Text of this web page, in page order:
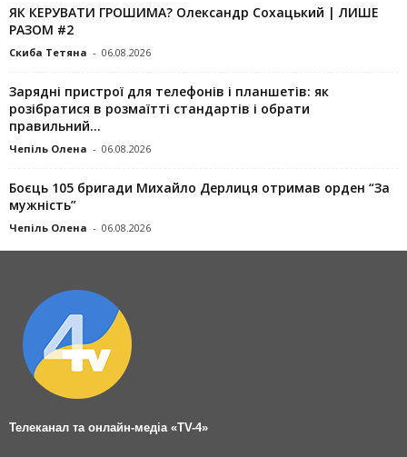
ЯК КЕРУВАТИ ГРОШИМА? Олександр Сохацький | ЛИШЕ
РАЗОМ #2
Скиба Тетяна - 06.08.2026
Зарядні пристрої для телефонів і планшетів: як
розібратися в розмаїтті стандартів і обрати
правильний...
Чепіль Олена - 06.08.2026
Боєць 105 бригади Михайло Дерлиця отримав орден “За
мужність”
Чепіль Олена - 06.08.2026
Телеканал та онлайн-медіа «TV-4»